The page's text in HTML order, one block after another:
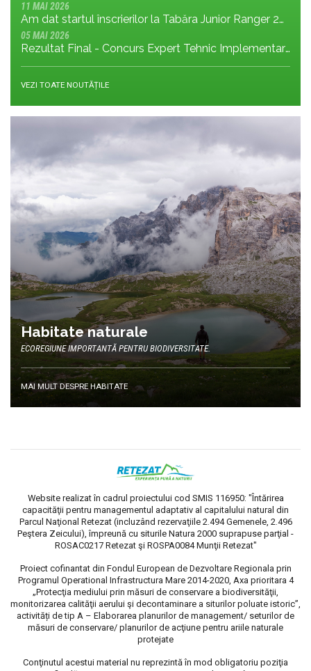
11 MAI 2026
Am dat startul înscrierilor la Tabăra Junior Ranger 2026 – Oameni conectați prin natură – tineri și comunități pentru viitorul Parcului Național Retezat
05 MAI 2026
Rezultat Final - Concurs Expert Tehnic Implementare 3 05.05.2026
VEZI TOATE NOUTĂȚILE
Habitate naturale
ECOREGIUNE IMPORTANTĂ PENTRU BIODIVERSITATE.
MAI MULT DESPRE HABITATE
Website realizat în cadrul proiectului cod SMIS 116950: "Întărirea
capacităţii pentru managementul adaptativ al capitalului natural din
Parcul Naţional Retezat (incluzând rezervaţiile 2.494 Gemenele, 2.496
Peştera Zeicului), împreună cu siturile Natura 2000 suprapuse parţial -
ROSAC0217 Retezat şi ROSPA0084 Munţii Retezat"
Proiect cofinantat din Fondul European de Dezvoltare Regionala prin
Programul Operational Infrastructura Mare 2014-2020, Axa prioritara 4
„Protecţia mediului prin măsuri de conservare a biodiversităţii,
monitorizarea calităţii aerului şi decontaminare a siturilor poluate istoric”,
activități de tip A – Elaborarea planurilor de management/ seturilor de
măsuri de conservare/ planurilor de acţiune pentru ariile naturale
protejate
Conţinutul acestui material nu reprezintă în mod obligatoriu poziţia